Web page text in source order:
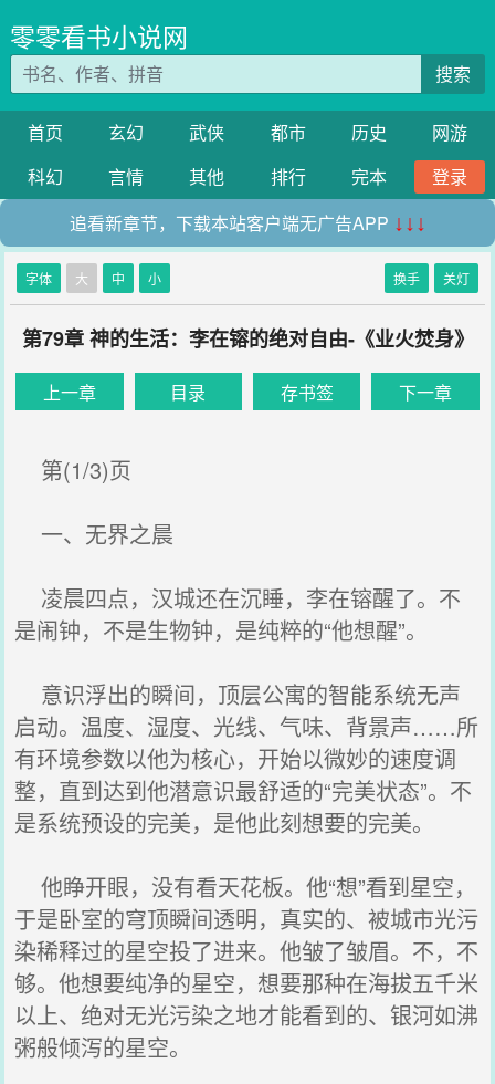
零零看书小说网
搜索
首页 玄幻 武侠 都市 历史
网游
科幻
言情 其他 排行 完本
登录
追看新章节，下载本站客户端无广告APP ↓↓↓
字体 大 中 小 换手 关灯
第79章 神的生活：李在镕的绝对自由-《业火焚身》
上一章 目录 存书签 下一章
第(1/3)页
一、无界之晨
凌晨四点，汉城还在沉睡，李在镕醒了。不
是闹钟，不是生物钟，是纯粹的“他想醒”。
意识浮出的瞬间，顶层公寓的智能系统无声
启动。温度、湿度、光线、气味、背景声……所
有环境参数以他为核心，开始以微妙的速度调
整，直到达到他潜意识最舒适的“完美状态”。不
是系统预设的完美，是他此刻想要的完美。
他睁开眼，没有看天花板。他“想”看到星空，
于是卧室的穹顶瞬间透明，真实的、被城市光污
染稀释过的星空投了进来。他皱了皱眉。不，不
够。他想要纯净的星空，想要那种在海拔五千米
以上、绝对无光污染之地才能看到的、银河如沸
粥般倾泻的星空。